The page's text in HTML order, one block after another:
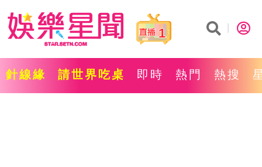
1
針線緣 請世界吃桌 即時 熱門 熱搜